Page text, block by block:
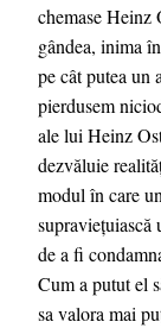
chemase Heinz
gândea, inima
pe cât putea un
pierdusem
ale lui Heinz
dezvăluie
modul în care
de a fi
Cum a putut el
sa valora mai